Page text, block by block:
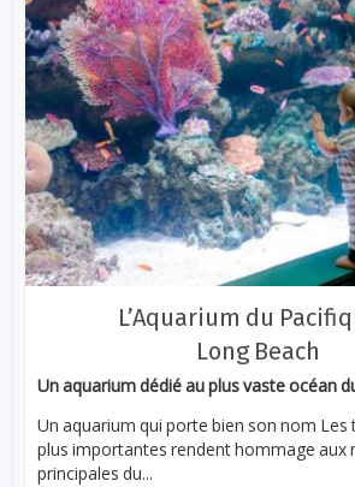
L’Aquarium du
Long Beach
Un aquarium dédié au plus vaste océan
Un aquarium qui porte bien son nom Les
plus importantes rendent hommage aux
principales du...